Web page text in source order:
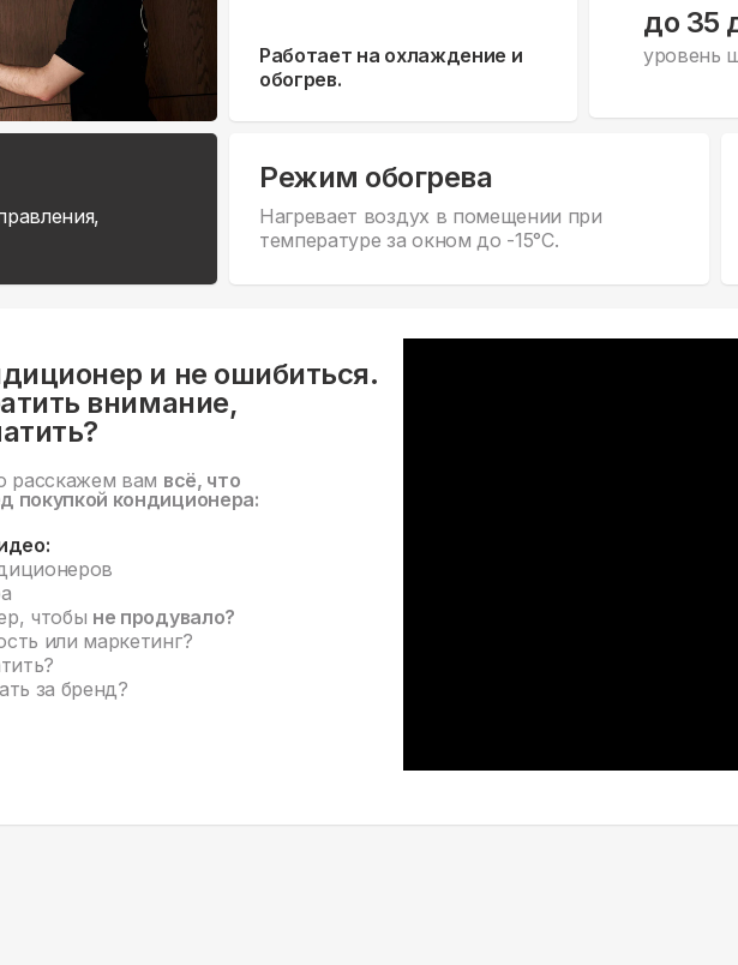
Работает на охлаждение и
обогрев.
до 35
уровень
Режим обогрева
Нагревает воздух в помещении при
температуре за окном до -15°С.
и не ошибиться.
внимание,
расскажем вам всё, что
покупкой кондиционера:
чтобы не продувало?
или маркетинг?
за бренд?